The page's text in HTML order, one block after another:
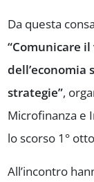
Da questa
“Comunicare
dell’economia
strategie”,
Microfinanza e
lo scorso 1°
All’incontro